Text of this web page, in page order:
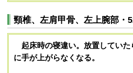
頸椎、左肩甲骨、左上腕部・
起床時の寝違い。放置していた
に手が上がらなくなる。